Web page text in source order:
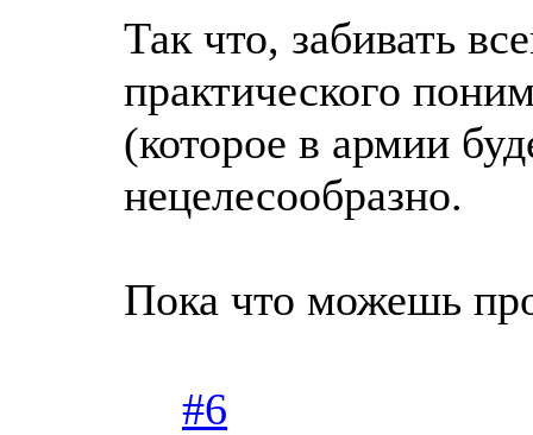
Так что, забивать
практического
(которое в армии
нецелесообразно.
Пока что можешь
#6